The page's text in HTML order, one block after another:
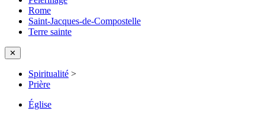
Rome
Saint-Jacques-de-Compostelle
Terre sainte
✕
Spiritualité >
Prière
Église